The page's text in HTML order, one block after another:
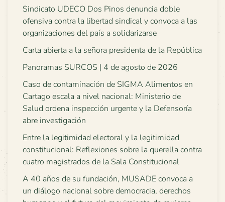
Sindicato UDECO Dos Pinos denuncia doble
ofensiva contra la libertad sindical y convoca a las
organizaciones del país a solidarizarse
Carta abierta a la señora presidenta de la República
Panoramas SURCOS | 4 de agosto de 2026
Caso de contaminación de SIGMA Alimentos en
Cartago escala a nivel nacional: Ministerio de
Salud ordena inspección urgente y la Defensoría
abre investigación
Entre la legitimidad electoral y la legitimidad
constitucional: Reflexiones sobre la querella contra
cuatro magistrados de la Sala Constitucional
A 40 años de su fundación, MUSADE convoca a
un diálogo nacional sobre democracia, derechos